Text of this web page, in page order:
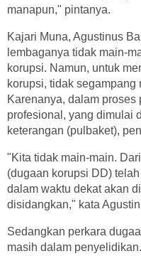
manapun," pintanya.
Kajari Muna, Agustinus
lembaganya tidak main-
korupsi. Namun, untuk
korupsi, tidak
Karenanya, dalam
profesional, yang dimulai
keterangan (pulbaket),
"Kita tidak main-main.
(dugaan korupsi DD)
dalam waktu dekat akan
disidangkan," kata
Sedangkan perkara
masih dalam